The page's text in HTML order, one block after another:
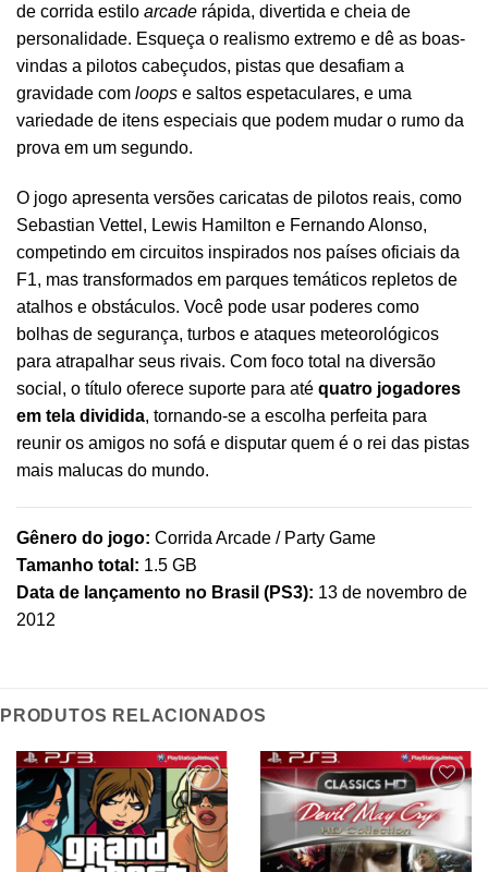
de corrida estilo arcade rápida, divertida e cheia de
personalidade. Esqueça o realismo extremo e dê as boas-
vindas a pilotos cabeçudos, pistas que desafiam a
gravidade com loops e saltos espetaculares, e uma
variedade de itens especiais que podem mudar o rumo da
prova em um segundo.
O jogo apresenta versões caricatas de pilotos reais, como
Sebastian Vettel, Lewis Hamilton e Fernando Alonso,
competindo em circuitos inspirados nos países oficiais da
F1, mas transformados em parques temáticos repletos de
atalhos e obstáculos. Você pode usar poderes como
bolhas de segurança, turbos e ataques meteorológicos
para atrapalhar seus rivais. Com foco total na diversão
social, o título oferece suporte para até quatro jogadores
em tela dividida, tornando-se a escolha perfeita para
reunir os amigos no sofá e disputar quem é o rei das pistas
mais malucas do mundo.
Gênero do jogo: Corrida Arcade / Party Game
Tamanho total: 1.5 GB
Data de lançamento no Brasil (PS3): 13 de novembro de
2012
PRODUTOS RELACIONADOS